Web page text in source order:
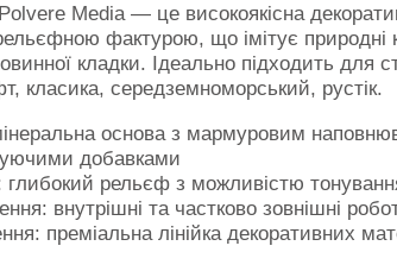
Media — це високоякісна
фактурою, що імітує природні
кладки. Ідеально підходить для
класика, середземноморський, рустік.
основа з мармуровим
добавками
глибокий рельєф з можливістю
внутрішні та частково зовнішні
преміальна лінійка декоративних